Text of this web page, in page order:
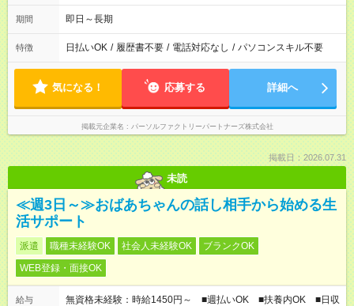
期間 即日～長期
特徴 日払いOK / 履歴書不要 / 電話対応なし / パソコンスキル不要
気になる！ 応募する 詳細へ
掲載元企業名 パーソルファクトリーパートナーズ株式会社
掲載日：2026.07.31
未読
≪週3日～≫おばあちゃんの話し相手から始める生
活サポート
派遣 職種未経験OK 社会人未経験OK
ブランクOK
WEB登録・面接OK
給与
無資格未経験：時給1450円～ ■週払いOK ■扶養内OK ■日収